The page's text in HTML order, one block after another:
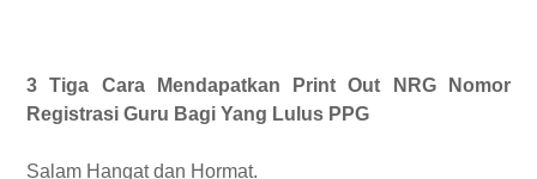
3 Tiga Cara Mendapatkan Print Out NRG Nomor
Registrasi Guru Bagi Yang Lulus PPG
Salam Hangat dan Hormat.